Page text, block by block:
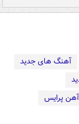
آهنگ های جدید
پرایس